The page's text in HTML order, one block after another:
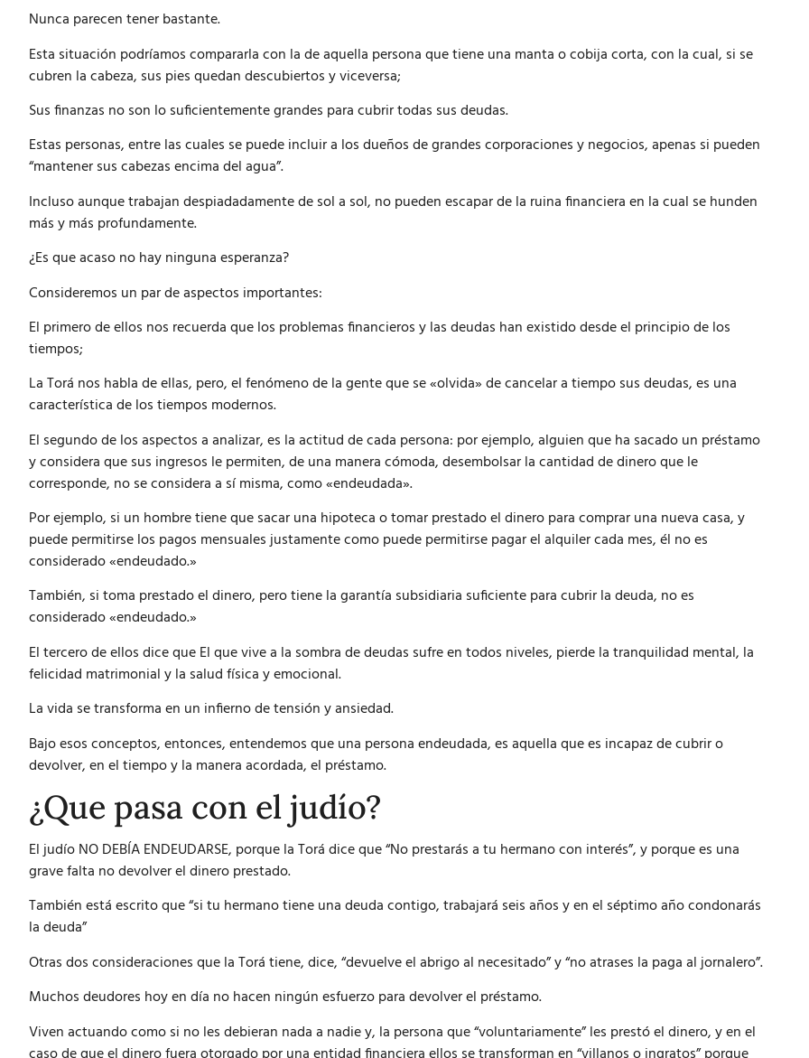
Nunca parecen tener bastante.
Esta situación podríamos compararla con la de aquella persona que tiene una manta o cobija corta, con la cual, si se
cubren la cabeza, sus pies quedan descubiertos y viceversa;
Sus finanzas no son lo suficientemente grandes para cubrir todas sus deudas.
Estas personas, entre las cuales se puede incluir a los dueños de grandes corporaciones y negocios, apenas si pueden
“mantener sus cabezas encima del agua”.
Incluso aunque trabajan despiadadamente de sol a sol, no pueden escapar de la ruina financiera en la cual se hunden
más y más profundamente.
¿Es que acaso no hay ninguna esperanza?
Consideremos un par de aspectos importantes:
El primero de ellos nos recuerda que los problemas financieros y las deudas han existido desde el principio de los
tiempos;
La Torá nos habla de ellas, pero, el fenómeno de la gente que se «olvida» de cancelar a tiempo sus deudas, es una
característica de los tiempos modernos.
El segundo de los aspectos a analizar, es la actitud de cada persona: por ejemplo, alguien que ha sacado un préstamo
y considera que sus ingresos le permiten, de una manera cómoda, desembolsar la cantidad de dinero que le
corresponde, no se considera a sí misma, como «endeudada».
Por ejemplo, si un hombre tiene que sacar una hipoteca o tomar prestado el dinero para comprar una nueva casa, y
puede permitirse los pagos mensuales justamente como puede permitirse pagar el alquiler cada mes, él no es
considerado «endeudado.»
También, si toma prestado el dinero, pero tiene la garantía subsidiaria suficiente para cubrir la deuda, no es
considerado «endeudado.»
El tercero de ellos dice que El que vive a la sombra de deudas sufre en todos niveles, pierde la tranquilidad mental, la
felicidad matrimonial y la salud física y emocional.
La vida se transforma en un infierno de tensión y ansiedad.
Bajo esos conceptos, entonces, entendemos que una persona endeudada, es aquella que es incapaz de cubrir o
devolver, en el tiempo y la manera acordada, el préstamo.
¿Que pasa con el judío?
El judío NO DEBÍA ENDEUDARSE, porque la Torá dice que “No prestarás a tu hermano con interés”, y porque es una
grave falta no devolver el dinero prestado.
También está escrito que “si tu hermano tiene una deuda contigo, trabajará seis años y en el séptimo año condonarás
la deuda”
Otras dos consideraciones que la Torá tiene, dice, “devuelve el abrigo al necesitado” y “no atrases la paga al jornalero”.
Muchos deudores hoy en día no hacen ningún esfuerzo para devolver el préstamo.
Viven actuando como si no les debieran nada a nadie y, la persona que “voluntariamente” les prestó el dinero, y en el